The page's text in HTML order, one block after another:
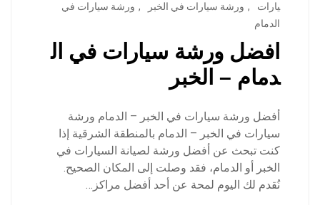
يارات
, ورشة سيارات في الخبر , ورشة سيارات في
الدمام
افضل ورشة سيارات في ال
دمام – الخبر
أفضل ورشة سيارات في الخبر – الدمام ورشة
سيارات في الخبر – الدمام بالمنطقة الشرقية إذا
كنت تبحث عن أفضل ورشة لصيانة السيارات في
الخبر أو الدمام، فقد وصلت إلى المكان الصحيح.
نُقدم لك اليوم لمحة عن أحد أفضل مراكز…